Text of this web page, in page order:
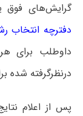
گرایش‌های
دفترچه انتخاب
داوطلب برای
درنظرگرفته شده
پس از اعلام